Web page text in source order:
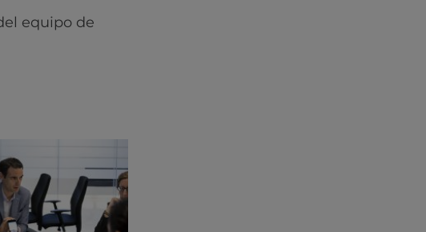
equipo de